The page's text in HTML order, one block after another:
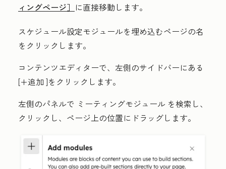
ィングページ］ に直接移動します。
スケジュール設定モジュールを埋め込むページの名
をクリックします。
コンテンツエディターで、左側のサイドバーにある
[+追加 ]をクリックします。
左側のパネルで ミーティングモジュール を検索し、
クリックし、ページ上の位置にドラッグします。